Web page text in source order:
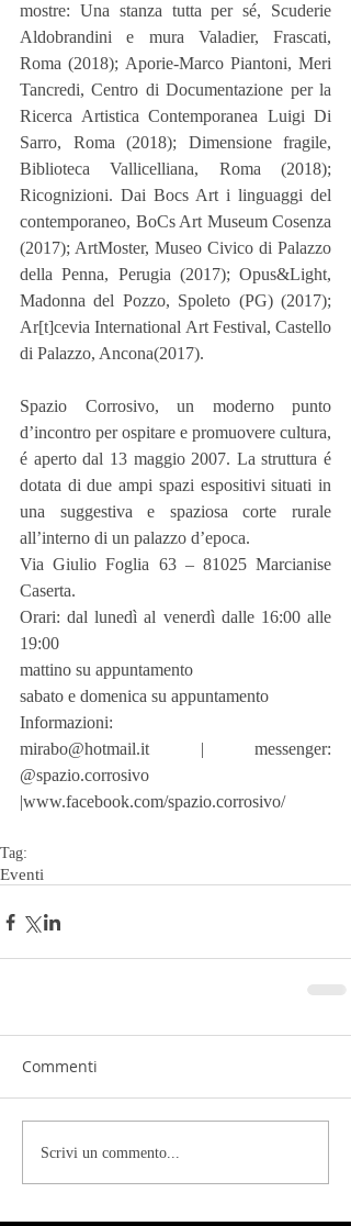
mostre: Una stanza tutta per sé, Scuderie
Aldobrandini e mura Valadier, Frascati,
Roma (2018); Aporie-Marco Piantoni, Meri
Tancredi, Centro di Documentazione per la
Ricerca Artistica Contemporanea Luigi Di
Sarro, Roma (2018); Dimensione fragile,
Biblioteca Vallicelliana, Roma (2018);
Ricognizioni. Dai Bocs Art i linguaggi del
contemporaneo, BoCs Art Museum Cosenza
(2017); ArtMoster, Museo Civico di Palazzo
della Penna, Perugia (2017); Opus&Light,
Madonna del Pozzo, Spoleto (PG) (2017);
Ar[t]cevia International Art Festival, Castello
di Palazzo, Ancona(2017).
Spazio Corrosivo, un moderno punto
d’incontro per ospitare e promuovere cultura,
é aperto dal 13 maggio 2007. La struttura é
dotata di due ampi spazi espositivi situati in
una suggestiva e spaziosa corte rurale
all’interno di un palazzo d’epoca.
Via Giulio Foglia 63 – 81025 Marcianise
Caserta.
Orari: dal lunedì al venerdì dalle 16:00 alle
19:00
mattino su appuntamento
sabato e domenica su appuntamento
Informazioni:
mirabo@hotmail.it | messenger:
@spazio.corrosivo
|www.facebook.com/spazio.corrosivo/
Tag:
Eventi
Commenti
Scrivi un commento...